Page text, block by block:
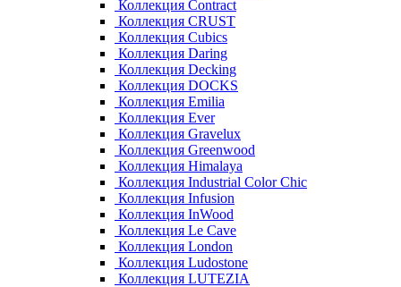
Коллекция Contract
Коллекция CRUST
Коллекция Cubics
Коллекция Daring
Коллекция Decking
Коллекция DOCKS
Коллекция Emilia
Коллекция Ever
Коллекция Gravelux
Коллекция Greenwood
Коллекция Himalaya
Коллекция Industrial Color Chic
Коллекция Infusion
Коллекция InWood
Коллекция Le Cave
Коллекция London
Коллекция Ludostone
Коллекция LUTEZIA